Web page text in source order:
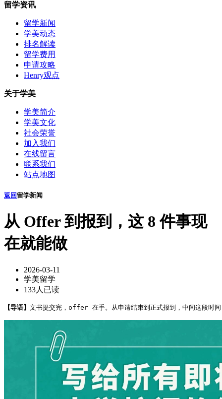
留学资讯
留学新闻
学美动态
排名解读
留学费用
申请攻略
Henry观点
关于学美
学美简介
学美文化
社会荣誉
加入我们
在线留言
联系我们
站点地图
返回 留学新闻
从 Offer 到报到，这 8 件事现
在就能做
2026-03-11
学美留学
133人已读
【导语】 文书提交完，offer 在手。从申请结束到正式报到，中间这段时